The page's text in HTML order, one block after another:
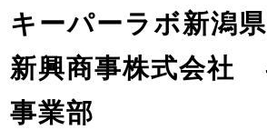
キーパーラボ新潟
新興商事株式会社
事業部